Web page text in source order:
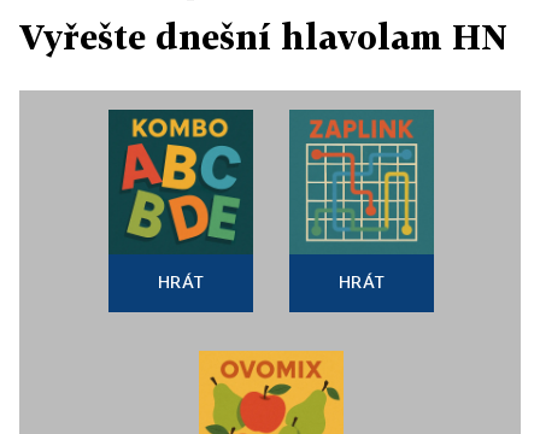
Vyřešte dnešní hlavolam HN
HRÁT HRÁT